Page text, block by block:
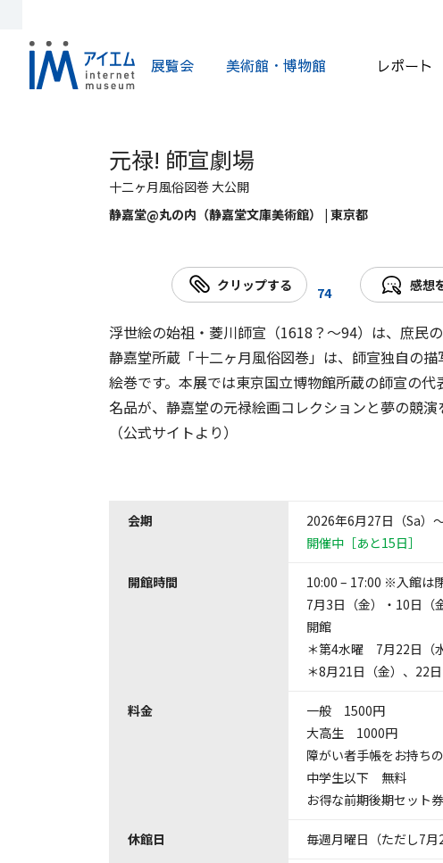
展覧会 美術館・博物館 レポート
元禄! 師宣劇場
十二ヶ月風俗図巻 大公開
静嘉堂@丸の内（静嘉堂文庫美術館） | 東京都
クリップする 74 感想
浮世絵の始祖・菱川師宣（1618？～94）は、庶民
静嘉堂所蔵「十二ヶ月風俗図巻」は、師宣独自の
絵巻です。本展では東京国立博物館所蔵の師宣の
名品が、静嘉堂の元禄絵画コレクションと夢の競演
（公式サイトより）
会期
2026年6月27日（Sa）
開催中［あと15日］
開館時間
10:00 – 17:00 ※入館は
7月3日（金）・10日（
開館
＊第4水曜 7月22日（
＊8月21日（金）、22
料金
一般 1500円
大高生 1000円
障がい者手帳をお持ち
中学生以下 無料
お得な前期後期セット
休館日 毎週月曜日（ただし7月